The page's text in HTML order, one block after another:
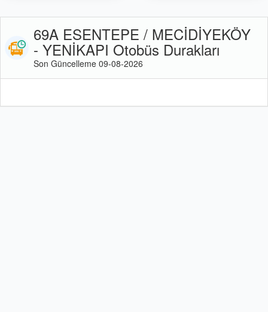
69A ESENTEPE / MECİDİYEKÖY
- YENİKAPI Otobüs Durakları
Son Güncelleme 09-08-2026